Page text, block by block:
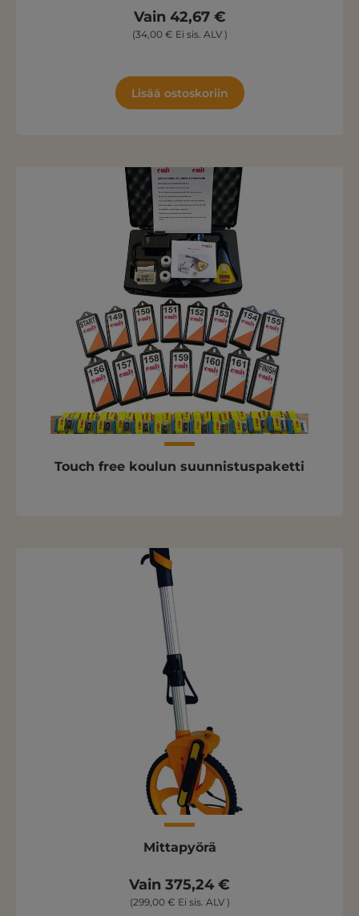
Vain 42,67 €
(34,00 € Ei sis. ALV )
Lisää ostoskoriin
Touch free koulun suunnistuspaketti
Mittapyörä
Vain 375,24 €
(299,00 € Ei sis. ALV )